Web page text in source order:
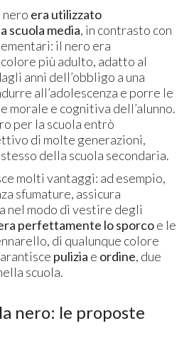
nero era utilizzato
scuola media, in contrasto con
il nero era
più adulto, adatto al
anni dell’obbligo a una
all’adolescenza e porre le
morale e cognitiva dell’alunno.
per la scuola entrò
di molte generazioni,
della scuola secondaria.
molti vantaggi: ad esempio,
sfumature, assicura
nel modo di vestire degli
perfettamente lo sporcoe le
di qualunque colore
pulizia e ordine, due
scuola.
nero: le proposte